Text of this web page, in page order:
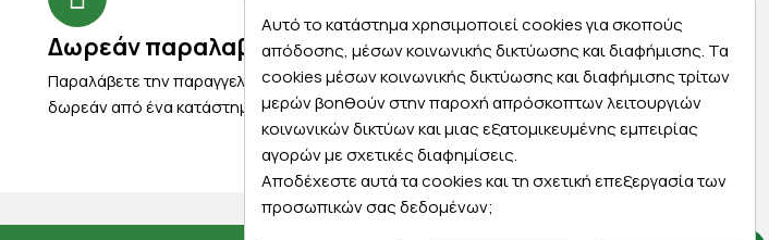
Δωρεάν παραλαβή
Παραλάβετε την παραγγελία σας
δωρεάν από ένα κατάστημα μας
Express αποστολές
Κάντε σήμερα την παραγγελία σας και
παραλάβετε αύριο στην πόρτα σας
Αυτό το κατάστημα χρησιμοποιεί cookies για σκοπούς
απόδοσης, μέσων κοινωνικής δικτύωσης και διαφήμισης. Τα
cookies μέσων κοινωνικής δικτύωσης και διαφήμισης τρίτων
μερών βοηθούν στην παροχή απρόσκοπτων λειτουργιών
κοινωνικών δικτύων και μιας εξατομικευμένης εμπειρίας
αγορών με σχετικές διαφημίσεις.
Αποδέχεστε αυτά τα cookies και τη σχετική επεξεργασία των
προσωπικών σας δεδομένων;